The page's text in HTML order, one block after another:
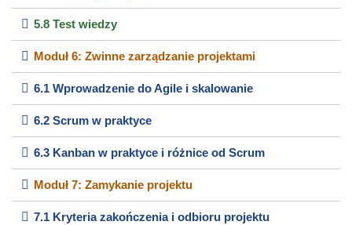
5.8 Test wiedzy
Moduł 6: Zwinne zarządzanie projektami
6.1 Wprowadzenie do Agile i skalowanie
6.2 Scrum w praktyce
6.3 Kanban w praktyce i różnice od Scrum
Moduł 7: Zamykanie projektu
7.1 Kryteria zakończenia i odbioru projektu